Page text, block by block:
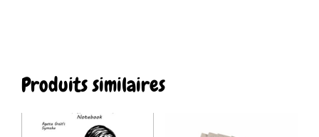
Produits similaires